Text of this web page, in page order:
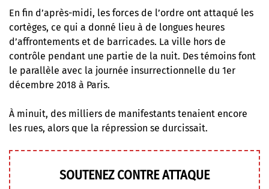
En fin d’après-midi, les forces de l’ordre ont attaqué les
cortèges, ce qui a donné lieu à de longues heures
d’affrontements et de barricades. La ville hors de
contrôle pendant une partie de la nuit. Des témoins font
le parallèle avec la journée insurrectionnelle du 1er
décembre 2018 à Paris.
À minuit, des milliers de manifestants tenaient encore
les rues, alors que la répression se durcissait.
SOUTENEZ CONTRE ATTAQUE